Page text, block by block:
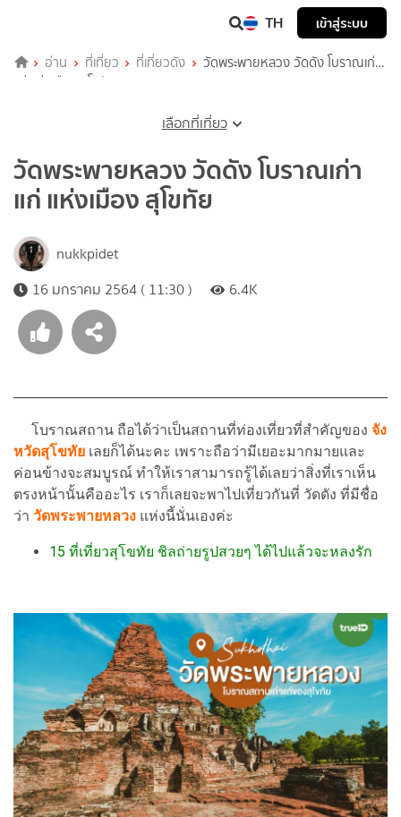
TH เข้าสู่ระบบ
อ่าน ที่เที่ยว ที่เที่ยวดัง
วัดพระพายหลวง วัดดัง โบราณเก่า
แก่ แห่งเมือง สุโขทัย
เลือกที่เที่ยว
วัดพระพายหลวง วัดดัง โบราณเก่า
แก่ แห่งเมือง สุโขทัย
nukkpidet
16 มกราคม 2564 ( 11:30 )
6.4K
โบราณสถาน ถือได้ว่าเป็นสถานที่ท่องเที่ยวที่สำคัญของ จัง
หวัดสุโขทัย เลยก็ได้นะคะ เพราะถือว่ามีเยอะมากมายและ
ค่อนข้างจะสมบูรณ์ ทำให้เราสามารถรู้ได้เลยว่าสิ่งที่เราเห็น
ตรงหน้านั้นคืออะไร เราก็เลยจะพาไปเที่ยวกันที่ วัดดัง ที่มีชื่อ
ว่า วัดพระพายหลวง แห่งนี้นั่นเองค่ะ
15 ที่เที่ยวสุโขทัย ชิลถ่ายรูปสวยๆ ได้ไปแล้วจะหลงรัก